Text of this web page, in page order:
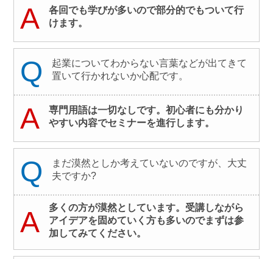
A
各回でも学びが多いので部分的でもついて行
けます。
Q
起業についてわからない言葉などが出てきて
置いて行かれないか心配です。
A
専門用語は一切なしです。初心者にも分かり
やすい内容でセミナーを進行します。
Q
まだ漠然としか考えていないのですが、大丈
夫ですか?
A
多くの方が漠然としています。受講しながら
アイデアを固めていく方も多いのでまずは参
加してみてください。